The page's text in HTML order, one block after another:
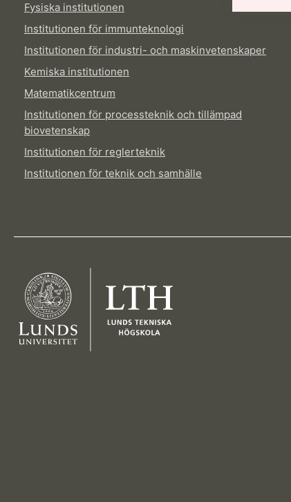
Fysiska institutionen
Institutionen för immunteknologi
Institutionen för industri- och maskinvetenskaper
Kemiska institutionen
Matematikcentrum
Institutionen för processteknik och tillämpad
biovetenskap
Institutionen för reglerteknik
Institutionen för teknik och samhälle